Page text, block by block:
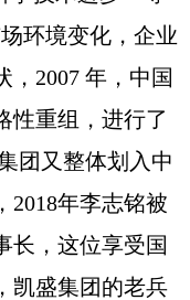
环境变化，企业
2007 年，中国
性重组，进行了
团又整体划入中
2018年李志铭被
长，这位享受国
凯盛集团的老兵